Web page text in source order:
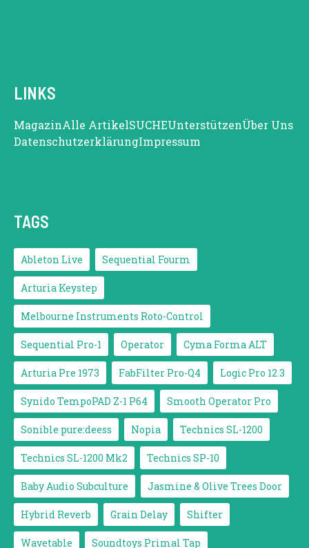
LINKS
MagazinAlle ArtikelSUCHEUnterstützenÜber Uns
DatenschutzerklärungImpressum
TAGS
Ableton Live Sequential Fourm
Arturia Keystep
Melbourne Instruments Roto-Control
Sequential Pro-1 Operator Cyma Forma ALT
Arturia Pre 1973 FabFilter Pro-Q4 Logic Pro 12.3
Synido TempoPAD Z-1 P64 Smooth Operator Pro
Sonible pure:deess Nopia Technics SL-1200
Technics SL-1200 Mk2 Technics SP-10
Baby Audio Subculture Jasmine & Olive Trees Door
Hybrid Reverb Grain Delay Shifter
Wavetable Soundtoys Primal Tap